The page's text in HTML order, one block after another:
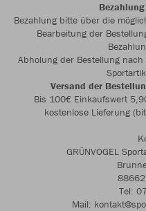
Bezahlung bitte über die
Bearbeitung der
Abholung der Bestellung nach
Versand der
Bis 100€ Einkaufswert
kostenlose Lieferung
GRÜNVOGEL
Tel:
Mail: